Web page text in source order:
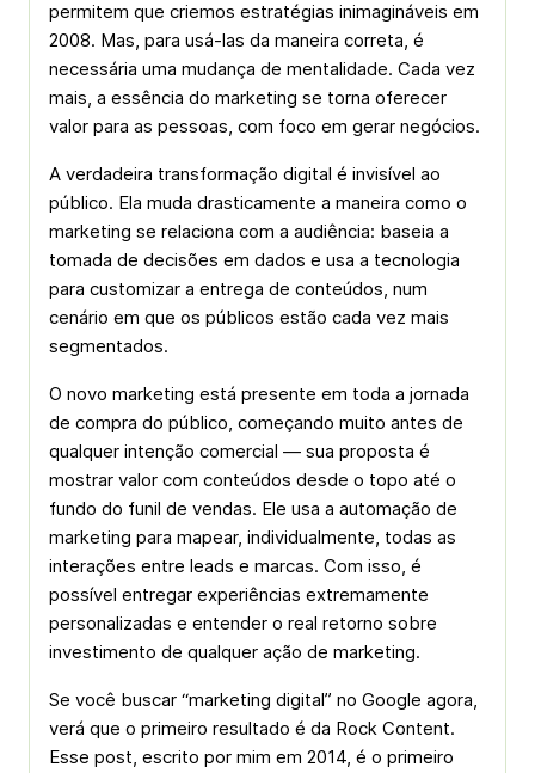
permitem que criemos estratégias inimagináveis em
2008. Mas, para usá-las da maneira correta, é
necessária uma mudança de mentalidade. Cada vez
mais, a essência do marketing se torna oferecer
valor para as pessoas, com foco em gerar negócios.
A verdadeira transformação digital é invisível ao
público. Ela muda drasticamente a maneira como o
marketing se relaciona com a audiência: baseia a
tomada de decisões em dados e usa a tecnologia
para customizar a entrega de conteúdos, num
cenário em que os públicos estão cada vez mais
segmentados.
O novo marketing está presente em toda a jornada
de compra do público, começando muito antes de
qualquer intenção comercial — sua proposta é
mostrar valor com conteúdos desde o topo até o
fundo do funil de vendas. Ele usa a automação de
marketing para mapear, individualmente, todas as
interações entre leads e marcas. Com isso, é
possível entregar experiências extremamente
personalizadas e entender o real retorno sobre
investimento de qualquer ação de marketing.
Se você buscar “marketing digital” no Google agora,
verá que o primeiro resultado é da Rock Content.
Esse post, escrito por mim em 2014, é o primeiro